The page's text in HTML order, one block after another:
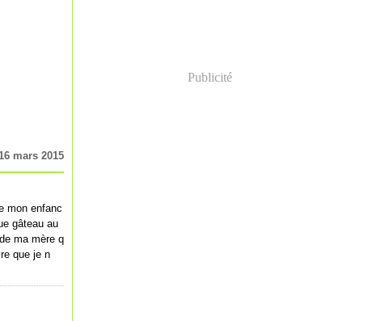
mars 2015
mon enfanc
gâteau au
ma mère q
que je n
Publicité